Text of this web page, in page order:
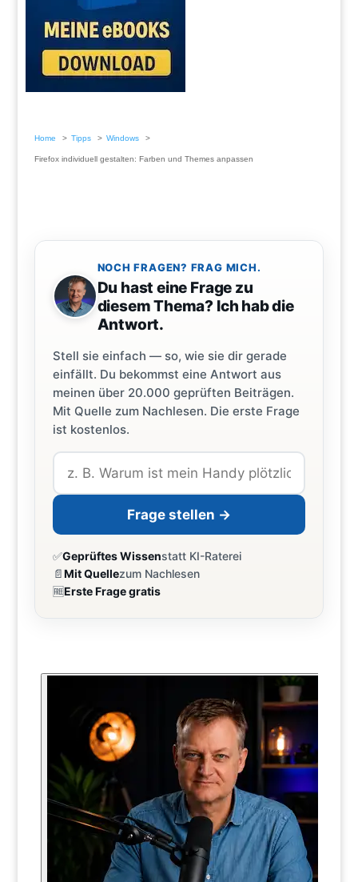
Home Tipps Windows
Firefox individuell gestalten: Farben und Themes anpassen
NOCH FRAGEN? FRAG MICH.
Du hast eine Frage zu
diesem Thema? Ich hab die
Antwort.
Stell sie einfach — so, wie sie dir gerade
einfällt. Du bekommst eine Antwort aus
meinen über 20.000 geprüften Beiträgen.
Mit Quelle zum Nachlesen. Die erste Frage
ist kostenlos.
Frage stellen →
✅Geprüftes Wissenstatt KI-Raterei
📄Mit Quellezum Nachlesen
🆓Erste Frage gratis